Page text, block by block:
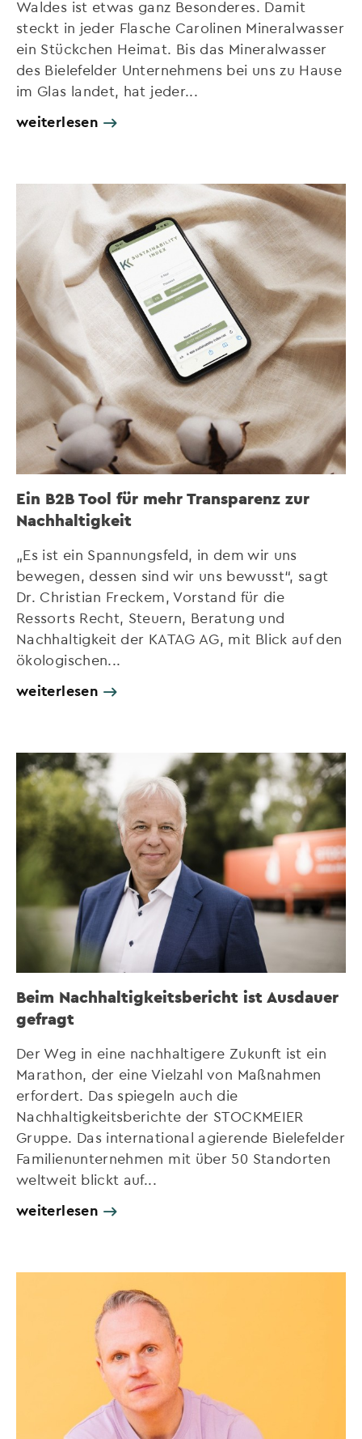
Waldes ist etwas ganz Besonderes. Damit
steckt in jeder Flasche Carolinen Mineralwasser
ein Stückchen Heimat. Bis das Mineralwasser
des Bielefelder Unternehmens bei uns zu Hause
im Glas landet, hat jeder...
weiterlesen
Ein B2B Tool für mehr Transparenz zur
Nachhaltigkeit
„Es ist ein Spannungsfeld, in dem wir uns
bewegen, dessen sind wir uns bewusst“, sagt
Dr. Christian Freckem, Vorstand für die
Ressorts Recht, Steuern, Beratung und
Nachhaltigkeit der KATAG AG, mit Blick auf den
ökologischen...
weiterlesen
Beim Nachhaltigkeitsbericht ist Ausdauer
gefragt
Der Weg in eine nachhaltigere Zukunft ist ein
Marathon, der eine Vielzahl von Maßnahmen
erfordert. Das spiegeln auch die
Nachhaltigkeitsberichte der STOCKMEIER
Gruppe. Das international agierende Bielefelder
Familienunternehmen mit über 50 Standorten
weltweit blickt auf...
weiterlesen